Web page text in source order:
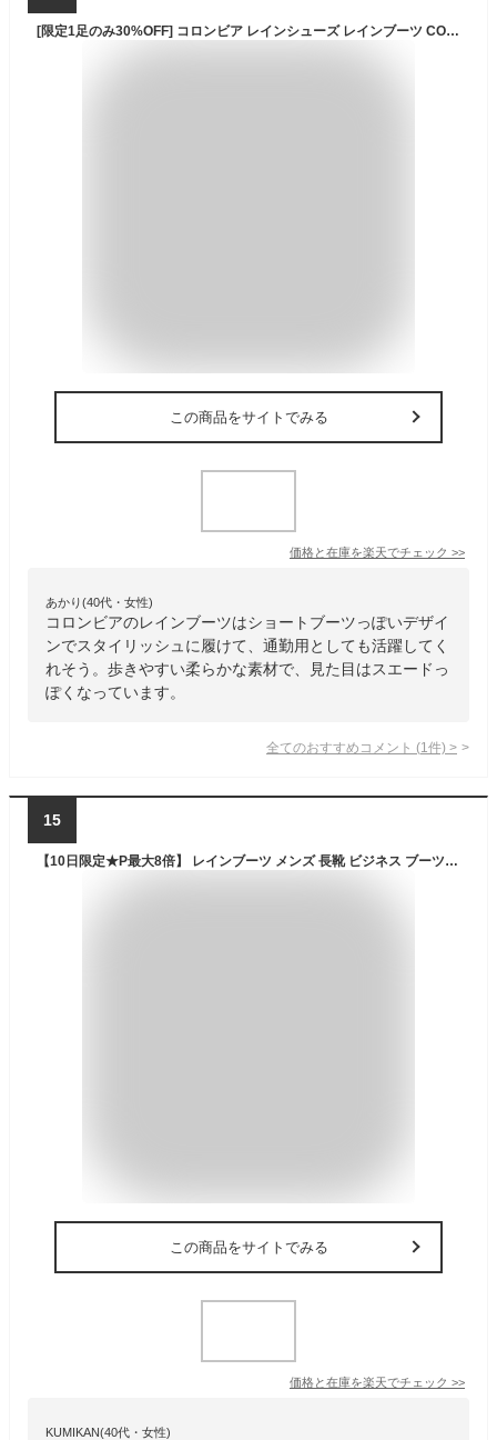
[限定1足のみ30%OFF] コロンビア レインシューズ レインブーツ COLUMBIA YU5220 HAWTHORNE RAIN SIDE-GORE OMNI-TECH ホーソンレイン サイドゴア オムニテック ブーツ 防水 メンズ レディース A241
この商品をサイトでみる
価格と在庫を楽天でチェック >>
あかり(40代・女性)
コロンビアのレインブーツはショートブーツっぽいデザイ
ンでスタイリッシュに履けて、通勤用としても活躍してく
れそう。歩きやすい柔らかな素材で、見た目はスエードっ
ぽくなっています。
全てのおすすめコメント (1 件) >
15
【10日限定★P最大8倍】 レインブーツ メンズ 長靴 ビジネス ブーツ 防水 完全防水 厚底 大きいサイズ 黒 ブラック ショート サイドゴアブーツ サイドゴア 梅雨 おしゃれ 雨 ファイブスター Five Star FS-900 Wood Way G-3334 父の日 ギフト レインシューズ
この商品をサイトでみる
価格と在庫を楽天でチェック >>
KUMIKAN(40代・女性)